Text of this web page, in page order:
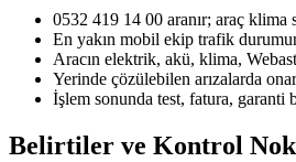
0532 419 14 00 aranır; araç klima
En yakın mobil ekip trafik
Aracın elektrik, akü, klima,
Yerinde çözülebilen arızalarda
İşlem sonunda test, fatura, garanti
Belirtiler ve Kontrol